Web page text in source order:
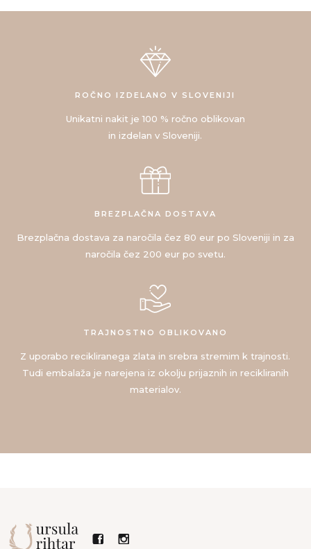
ROČNO IZDELANO V SLOVENIJI
Unikatni nakit je 100 % ročno oblikovan
in izdelan v Sloveniji.
BREZPLAČNA DOSTAVA
Brezplačna dostava za naročila čez 80 eur po Sloveniji in za
naročila čez 200 eur po svetu.
TRAJNOSTNO OBLIKOVANO
Z uporabo recikliranega zlata in srebra stremim k trajnosti.
Tudi embalaža je narejena iz okolju prijaznih in recikliranih
materialov.